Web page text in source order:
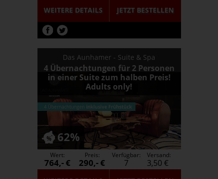
WEITERE DETAILS JETZTBESTELLEN
Das Aunhamer - Suite & Spa
4 Übernachtungen für 2 Personen
in einer Suite zum halben Preis!
Adults only!
62%
Wert:
764,- €
Preis:
290,- €
Verfügbar:
7
Versand:
3,50 €